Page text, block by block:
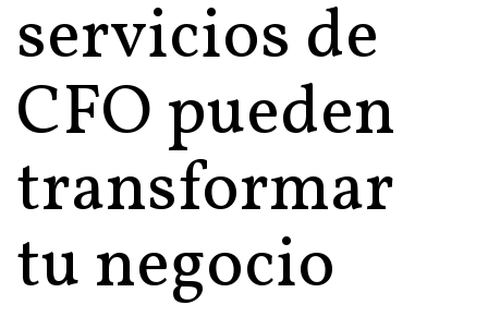
servicios de
CFO pueden
transformar
tu negocio